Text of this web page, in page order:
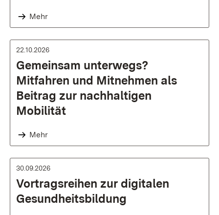
Mehr
22.10.2026
Gemeinsam unterwegs?
Mitfahren und Mitnehmen als
Beitrag zur nachhaltigen
Mobilität
Mehr
30.09.2026
Vortragsreihen zur digitalen
Gesundheitsbildung